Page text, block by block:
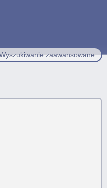
Wyszukiwanie zaawansowane